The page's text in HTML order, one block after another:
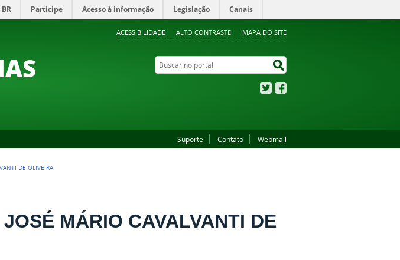
ACESSIBILIDADE ALTO CONTRASTE MAPA DO SITE
Participe Acesso à informação Legislação Canais
Buscar no portal
Twitter
Suporte Contato Webmail
DE OLIVEIRA
MÁRIO CAVALVANTI DE